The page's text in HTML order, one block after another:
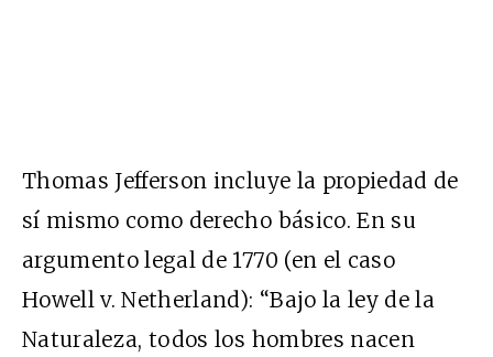
Thomas Jefferson incluye la propiedad de
sí mismo como derecho básico. En su
argumento legal de 1770 (en el caso
Howell v. Netherland): “Bajo la ley de la
Naturaleza, todos los hombres nacen